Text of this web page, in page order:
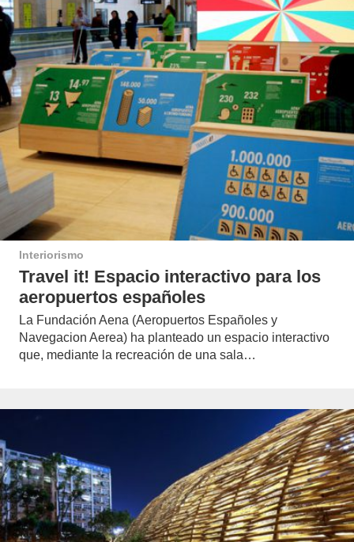
Interiorismo
Travel it! Espacio interactivo para los
aeropuertos españoles
La Fundación Aena (Aeropuertos Españoles y
Navegacion Aerea) ha planteado un espacio interactivo
que, mediante la recreación de una sala…